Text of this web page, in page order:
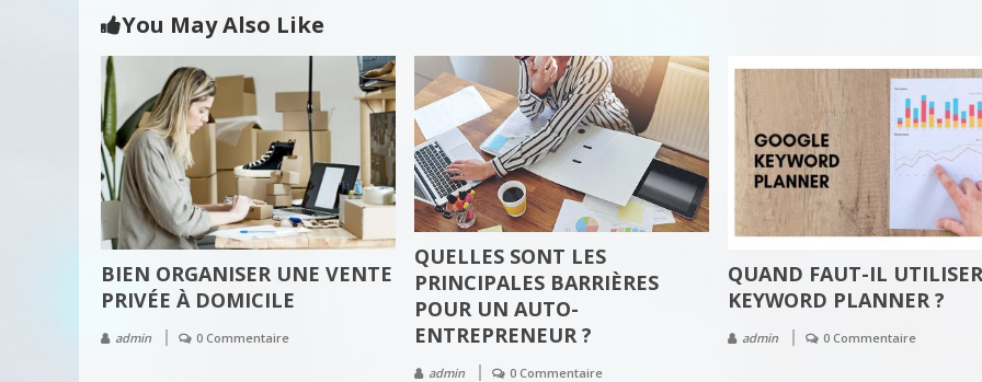
l’article
You May Also Like
BIEN ORGANISER UNE VENTE
PRIVÉE À DOMICILE
admin 0 Commentaire
QUELLES SONT LES
PRINCIPALES BARRIÈRES
POUR UN AUTO-
ENTREPRENEUR ?
admin 0 Commentaire
QUAND FAUT-IL UTILISER
KEYWORD PLANNER ?
admin 0 Commentaire